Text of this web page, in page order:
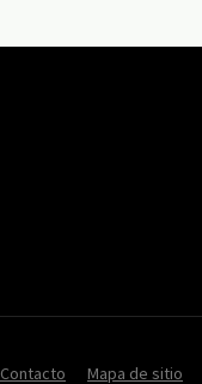
Contacto Mapa de sitio